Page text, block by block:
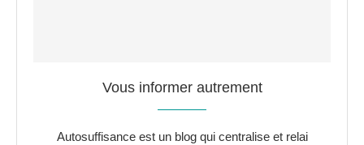
Vous informer autrement
Autosuffisance est un blog qui centralise et relai